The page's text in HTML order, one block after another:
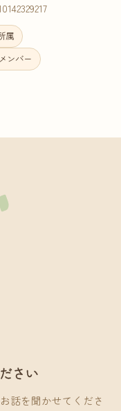
属
ンバー
さい
話を聞かせてくださ